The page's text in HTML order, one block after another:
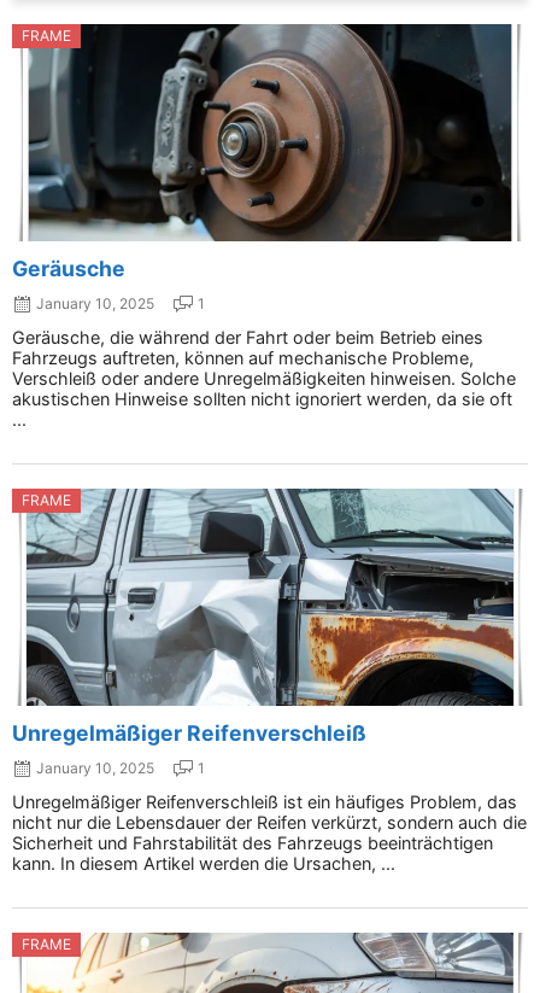
FRAME
Geräusche
January 10, 2025 1
Geräusche, die während der Fahrt oder beim Betrieb eines
Fahrzeugs auftreten, können auf mechanische Probleme,
Verschleiß oder andere Unregelmäßigkeiten hinweisen. Solche
akustischen Hinweise sollten nicht ignoriert werden, da sie oft
...
FRAME
Unregelmäßiger Reifenverschleiß
January 10, 2025 1
Unregelmäßiger Reifenverschleiß ist ein häufiges Problem, das
nicht nur die Lebensdauer der Reifen verkürzt, sondern auch die
Sicherheit und Fahrstabilität des Fahrzeugs beeinträchtigen
kann. In diesem Artikel werden die Ursachen, ...
FRAME